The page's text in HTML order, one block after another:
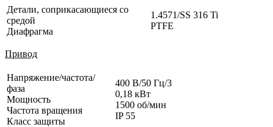
Детали, соприкасающиеся со
средой
Диафрагма
1.4571/SS 316 Ti
PTFE
Привод
Напряжение/частота/
фаза
Мощность
Частота вращения
Класс защиты
400 В/50 Гц/3
0,18 кВт
1500 об/мин
IP 55